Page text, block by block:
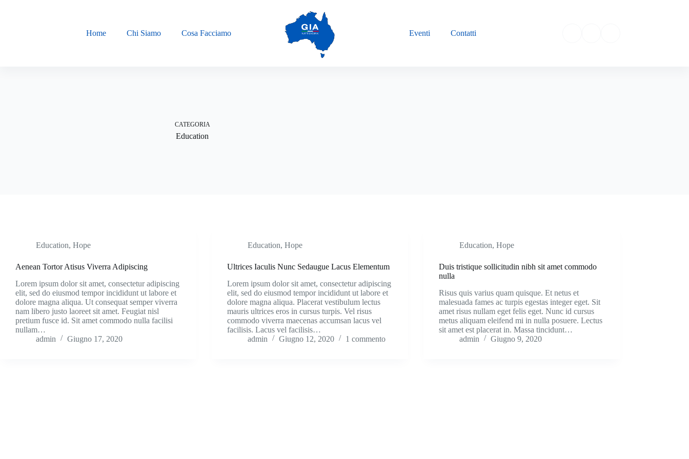
Home
Chi Siamo Cosa Facciamo Eventi Contatti
CATEGORIA
Education
Education, Hope
Aenean Tortor Atisus Viverra Adipiscing
Lorem ipsum dolor sit amet, consectetur adipiscing
elit, sed do eiusmod tempor incididunt ut labore et
dolore magna aliqua. Ut consequat semper viverra
nam libero justo laoreet sit amet. Feugiat nisl
pretium fusce id. Sit amet commodo nulla facilisi
nullam…
admin
Giugno 17, 2020
Education,Hope
Ultrices Iaculis Nunc Sedaugue Lacus Elementum
Lorem ipsum dolor sit amet, consectetur adipiscing
elit, sed do eiusmod tempor incididunt ut labore et
dolore magna aliqua. Placerat vestibulum lectus
mauris ultrices eros in cursus turpis. Vel risus
commodo viverra maecenas accumsan lacus vel
facilisis. Lacus vel facilisis…
admin
Giugno 12, 2020 1 commento
Education,Hope
Duis tristique sollicitudin nibh sit amet commodo
nulla
Risus quis varius quam quisque. Et netus et
malesuada fames ac turpis egestas integer eget. Sit
amet risus nullam eget felis eget. Nunc id cursus
metus aliquam eleifend mi in nulla posuere. Lectus
sit amet est placerat in. Massa tincidunt…
admin
Giugno 9, 2020